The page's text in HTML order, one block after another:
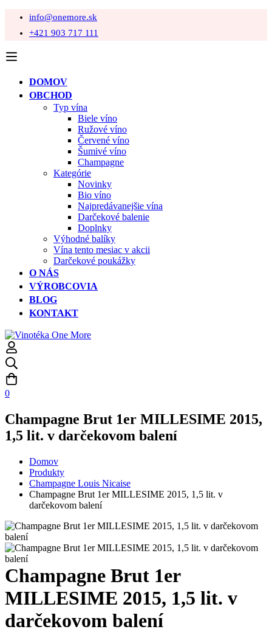
info@onemore.sk
+421 903 717 111
DOMOV
OBCHOD
Typ vína
Biele víno
Ružové víno
Červené víno
Šumivé víno
Champagne
Kategórie
Novinky
Bio víno
Najpredávanejšie vína
Darčekové balenie
Doplnky
Výhodné balíky
Vína tento mesiac v akcii
Darčekové poukážky
O NÁS
VÝROBCOVIA
BLOG
KONTAKT
0
Champagne Brut 1er MILLESIME 2015,
1,5 lit. v darčekovom balení
Domov
Produkty
Champagne Louis Nicaise
Champagne Brut 1er MILLESIME 2015, 1,5 lit. v
darčekovom balení
Champagne Brut 1er
MILLESIME 2015, 1,5 lit. v
darčekovom balení